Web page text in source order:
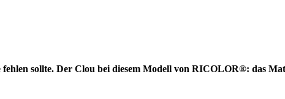
sollte. Der Clou bei diesem Modell von RICOLOR®: das